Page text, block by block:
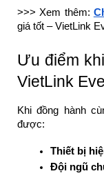
>>> Xem thêm:
giá tốt – VietLink
Ưu điểm
VietLink
Khi đồng hành
được:
Thiết bị
Đội ngũ